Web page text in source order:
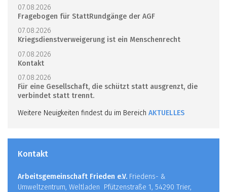
07.08.2026
Fragebogen für StattRundgänge der AGF
07.08.2026
Kriegsdienstverweigerung ist ein Menschenrecht
07.08.2026
Kontakt
07.08.2026
Für eine Gesellschaft, die schützt statt ausgrenzt, die
verbindet statt trennt.
Weitere Neuigkeiten findest du im Bereich AKTUELLES
Kontakt
Arbeitsgemeinschaft Frieden e.V. Friedens- &
Umweltzentrum, Weltladen Pfützenstraße 1, 54290 Trier,